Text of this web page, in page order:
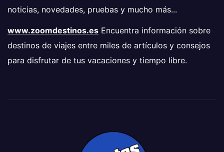
noticias, novedades, pruebas y mucho más...
www.zoomdestinos.es Encuentra información sobre
destinos de viajes entre miles de artículos y consejos
para disfrutar de tus vacaciones y tiempo libre.